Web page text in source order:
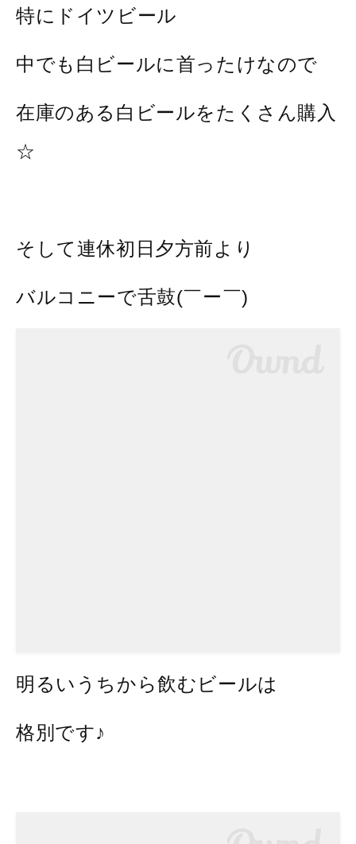
特にドイツビール
中でも白ビールに首ったけなので
在庫のある白ビールをたくさん購入
☆
そして連休初日夕方前より
バルコニーで舌鼓(￣ー￣)
明るいうちから飲むビールは
格別です♪